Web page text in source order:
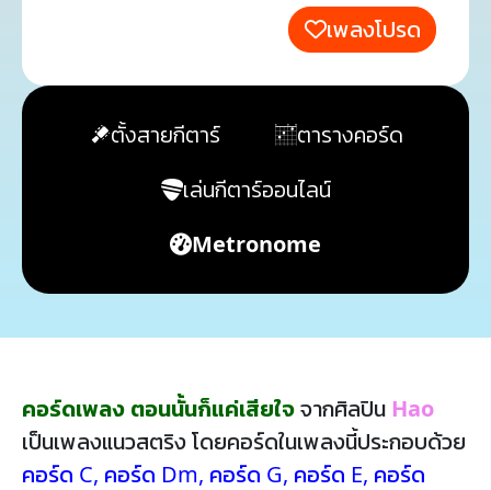
เพลงโปรด
ตั้งสายกีตาร์
ตารางคอร์ด
เล่นกีตาร์ออนไลน์
Metronome
คอร์ดเพลง ตอนนั้นก็แค่เสียใจจากศิลปิน Hao
เป็นเพลงแนวสตริง โดยคอร์ดในเพลงนี้ประกอบด้วย
คอร์ด C, คอร์ด Dm, คอร์ด G, คอร์ด E, คอร์ด